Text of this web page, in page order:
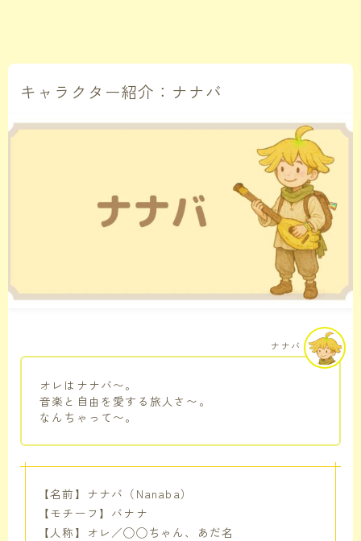
キャラクター紹介：ナナバ
オレはナナバ〜。
音楽と自由を愛する旅人さ〜。
なんちゃって〜。
ナナバ
【名前】ナナバ（Nanaba）
【モチーフ】バナナ
【人称】オレ／◯◯ちゃん、あだ名